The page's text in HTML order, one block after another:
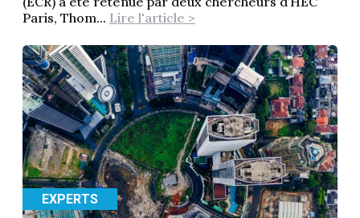
Paris, Thom... Lire l'article >
EXPERTS